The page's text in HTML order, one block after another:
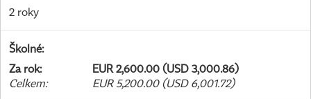
2 roky
Školné:
Za rok:
EUR 2,600.00 (USD 3,000.86)
Celkem: EUR 5,200.00 (USD 6,001.72)